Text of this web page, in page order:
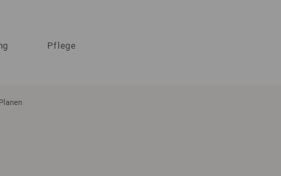
Pflege